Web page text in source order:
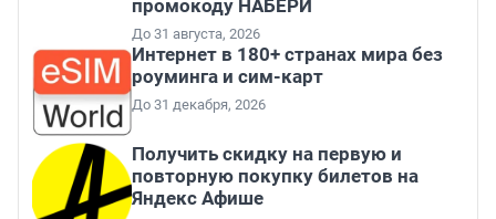
промокоду НАБЕРИ
До 31 августа, 2026
Интернет в 180+ странах мира без
роуминга и сим-карт
До 31 декабря, 2026
Получить скидку на первую и
повторную покупку билетов на
Яндекс Афише